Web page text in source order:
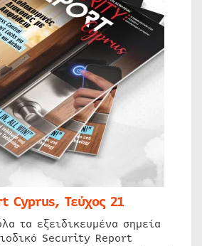
Cyprus, Τεύχος 21
τα εξειδικευμένα σημεία
Security Report